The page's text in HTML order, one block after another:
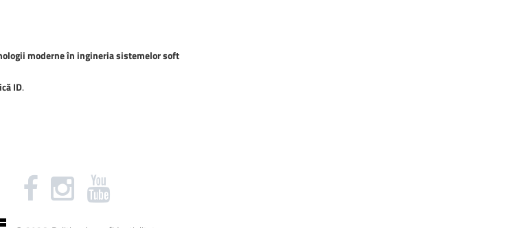
moderne în ingineria sistemelor soft
ID.